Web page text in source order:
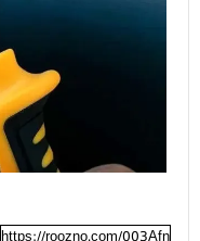
https://roozno.com/003Afn